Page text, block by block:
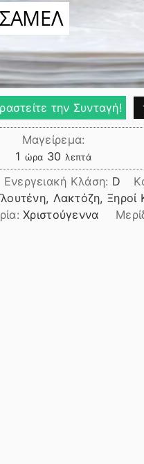
την Συνταγή!
Μαγείρεμα:
1 ώρα
ώρα 30 λεπτά
λεπτά
Ενεργειακή Κλάση: D
Λακτόζη, Ξηροί
Χριστούγεννα